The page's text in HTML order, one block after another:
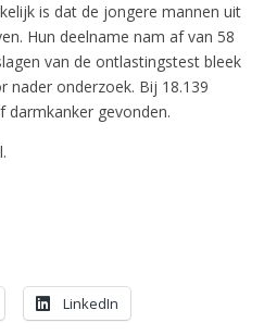
is dat de jongere mannen uit
Hun deelname nam af van 58
van de ontlastingstest bleek
nader onderzoek. Bij 18.139
darmkanker gevonden.
LinkedIn